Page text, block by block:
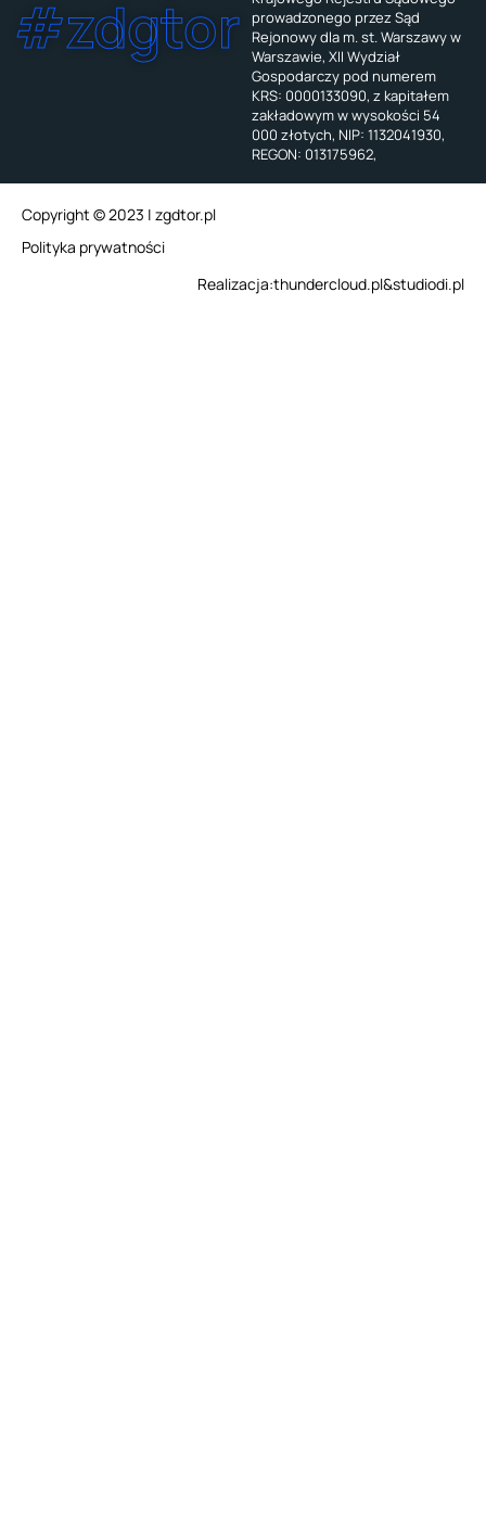
#zdgtor
prowadzonego przez Sąd
Rejonowy dla m. st. Warszawy w
Warszawie, XII Wydział
Gospodarczy pod numerem
KRS: 0000133090, z kapitałem
zakładowym w wysokości 54
000 złotych, NIP: 1132041930,
REGON: 013175962,
Copyright © 2023 | zgdtor.pl
Polityka prywatności
studiodi.pl
&
thundercloud.pl
Realizacja: